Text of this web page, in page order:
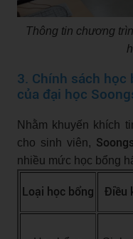
Thông tin chương
3. Chính sách học
của đại học
Nhằm khuyến khích
cho sinh viên,
nhiều mức học bổng
Loại học bổng Điều